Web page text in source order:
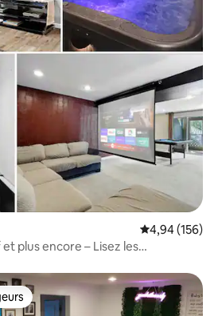
Note
4,94 (156)
plus encore – Lisez les